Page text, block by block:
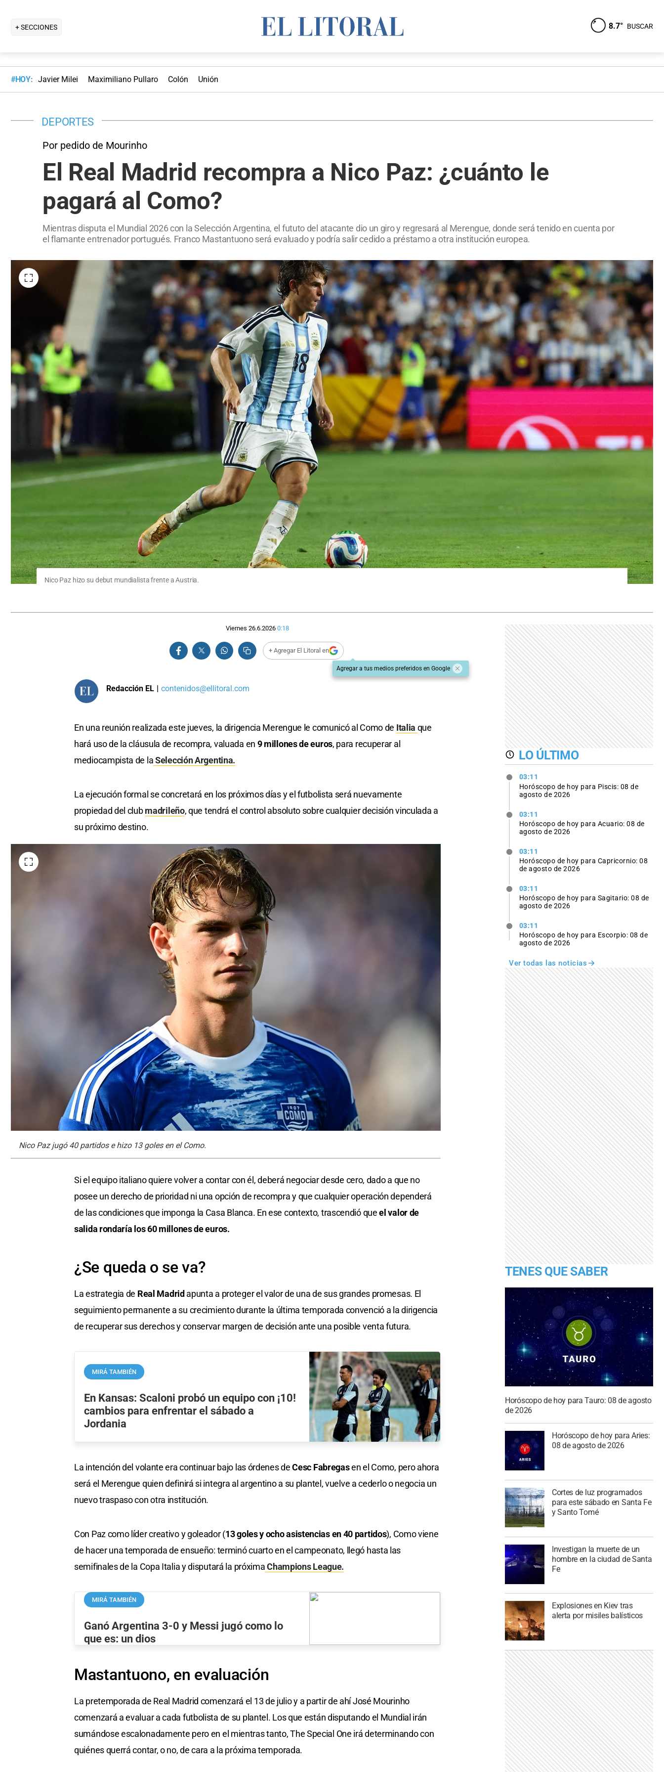
+ SECCIONES 8.7° BUSCAR
#HOY: Javier Milei Maximiliano Pullaro Colón Unión
DEPORTES
Por pedido de Mourinho
El Real Madrid recompra a Nico Paz: ¿cuánto le
pagará al Como?
Mientras disputa el Mundial 2026 con la Selección Argentina, el fututo del atacante dio un giro y regresará al Merengue, donde será tenido en cuenta por
el flamante entrenador portugués. Franco Mastantuono será evaluado y podría salir cedido a préstamo a otra institución europea.
Nico Paz hizo su debut mundialista frente a Austria.
Viernes 26.6.2026 0:18
+ Agregar El Litoral en
Agregar a tus medios preferidos en Google
Redacción EL | contenidos@ellitoral.com
En una reunión realizada este jueves, la dirigencia Merengue le comunicó al Como de Italia que
hará uso de la cláusula de recompra, valuada en 9 millones de euros, para recuperar al
mediocampista de laSelección Argentina.
La ejecución formal se concretará en los próximos días y el futbolista será nuevamente
propiedad del clubmadrileño, que tendrá el control absoluto sobre cualquier decisión vinculada a
su próximo destino.
Nico Paz jugó 40 partidos e hizo 13 goles en el Como.
Si el equipo italiano quiere volver a contar con él, deberá negociar desde cero, dado a que no
posee un derecho de prioridad ni una opción de recompra y que cualquier operación dependerá
de las condiciones que imponga la Casa Blanca. En ese contexto, trascendió queel valor de
salida rondaría los 60 millones de euros.
¿Se queda o se va?
La estrategia de Real Madrid apunta a proteger el valor de una de sus grandes promesas. El
seguimiento permanente a su crecimiento durante la última temporada convenció a la dirigencia
de recuperar sus derechos y conservar margen de decisión ante una posible venta futura.
MIRÁ TAMBIÉN
En Kansas: Scaloni probó un equipo con ¡10!
cambios para enfrentar el sábado a
Jordania
La intención del volante era continuar bajo las órdenes deCesc Fabregasen el Como, pero ahora
será el Merengue quien definirá si integra al argentino a su plantel, vuelve a cederlo o negocia un
nuevo traspaso con otra institución.
Con Paz como líder creativo y goleador (13 goles y ocho asistencias en 40 partidos), Como viene
de hacer una temporada de ensueño: terminó cuarto en el campeonato, llegó hasta las
semifinales de la Copa Italia y disputará la próximaChampions League.
MIRÁ TAMBIÉN
Ganó Argentina 3-0 y Messi jugó como lo
que es: un dios
Mastantuono, en evaluación
La pretemporada de Real Madrid comenzará el 13 de julio y a partir de ahí José Mourinho
comenzará a evaluar a cada futbolista de su plantel. Los que están disputando el Mundial irán
sumándose escalonadamente pero en el mientras tanto, The Special One irá determinando con
quiénes querrá contar, o no, de cara a la próxima temporada.
LO ÚLTIMO
03:11
Horóscopo de hoy para Piscis: 08 de
agosto de 2026
03:11
Horóscopo de hoy para Acuario: 08 de
agosto de 2026
03:11
Horóscopo de hoy para Capricornio: 08
de agosto de 2026
03:11
Horóscopo de hoy para Sagitario: 08 de
agosto de 2026
03:11
Horóscopo de hoy para Escorpio: 08 de
agosto de 2026
Ver todas las noticias
TENES QUE SABER
Horóscopo de hoy para Tauro: 08 de agosto
de 2026
Horóscopo de hoy para Aries:
08 de agosto de 2026
Cortes de luz programados
para este sábado en Santa Fe
y Santo Tomé
Investigan la muerte de un
hombre en la ciudad de Santa
Fe
Explosiones en Kiev tras
alerta por misiles balísticos